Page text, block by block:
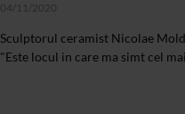
04/11/2020
Sculptorul ceramist Nicolae
"Este locul in care ma simt cel